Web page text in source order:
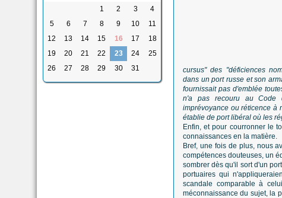
1
2 3
4
5
6 7 8 9 10
11
12
13 14 15 16 17
18
19
20 21 22 23 24
25
26
27 28 29 30 31
cursus" des "déficiences
dans un port russe et son
fournissait pas d'emblée
n'a pas recouru au Code
imprévoyance ou réticence à
établie de port libéral où les
Enfin, et pour courronner le
connaissances en la matière.
Bref, une fois de plus, nous
compétences douteuses, un
sombrer dès qu'il sort d'un
portuaires qui
scandale comparable à
méconnaissance du sujet, la